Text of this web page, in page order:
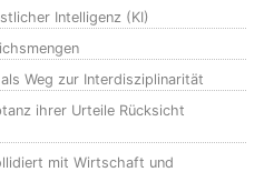
Intelligenz (KI)
Weg zur Interdisziplinarität
ihrer Urteile Rücksicht
mit Wirtschaft und